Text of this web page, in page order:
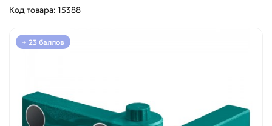
Код товара: 15388
+ 23 баллов